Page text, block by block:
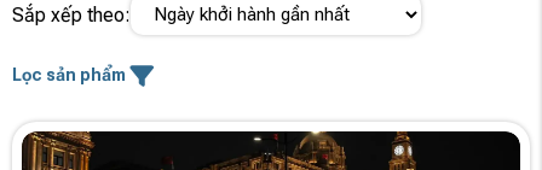
Sắp xếp theo:
Lọc sản phẩm